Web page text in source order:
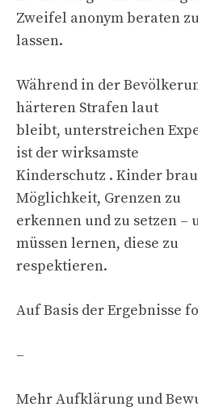
Zweifel anonym beraten zu
lassen.
Während in der
härteren Strafen laut
bleibt, unterstreichen
ist der wirksamste
Kinderschutz . Kinder
Möglichkeit, Grenzen zu
erkennen und zu setzen –
müssen lernen, diese zu
respektieren.
Auf Basis der Ergebnisse
–
Mehr Aufklärung und